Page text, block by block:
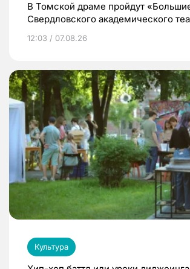
В Томской драме пройдут
Свердловского академического
12:03 / 07.08.26
Культура